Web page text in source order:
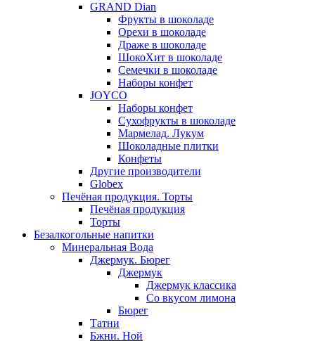
GRAND Dian
Фрукты в шоколаде
Орехи в шоколаде
Драже в шоколаде
ШокоХит в шоколаде
Семечки в шоколаде
Наборы конфет
JOYCO
Наборы конфет
Сухофрукты в шоколаде
Мармелад. Лукум
Шоколадные плитки
Конфеты
Другие производители
Globex
Печёная продукция. Торты
Печёная продукция
Торты
Безалкогольные напитки
Минеральная Вода
Джермук. Бюрег
Джермук
Джермук классика
Со вкусом лимона
Бюрег
Татни
Бжни. Ной